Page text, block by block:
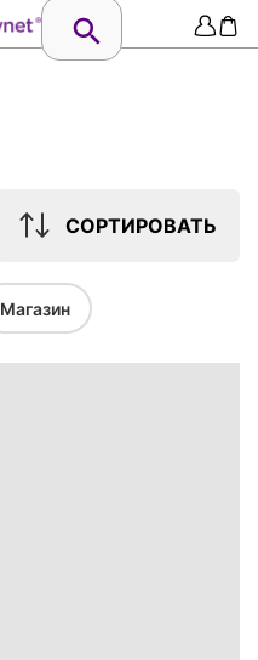
СОРТИРОВАТЬ
Магазин